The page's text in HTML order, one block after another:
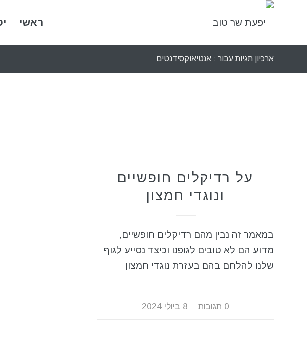
ראשי
ארכיון תגיות עבור : אנטיאוקסידנטים
על רדיקלים חופשיים
ונוגדי חמצון
במאמר זה נבין מהם רדיקלים חופשיים,
מדוע הם לא טובים לגופנו וכיצד נסייע לגוף
שלנו להלחם בהם בעזרת נוגדי חמצון
0 תגובות
/ 8 ביולי 2024